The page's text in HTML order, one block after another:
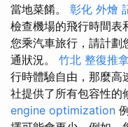
當地菜餚。 彰化 外燴
檢查機場的飛行時間表
您乘汽車旅行，請計劃
通狀況。 竹北 整復推
行時體驗自由，那麼高
社提供了所有包容性的
engine optimization